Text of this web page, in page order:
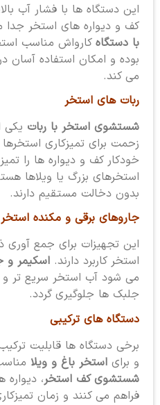
این دستگاه ها با فشار آب
کف و دیواره های استخر جدا
با دستگاهکارواش مناسب
بوده و امکان استفاده آسان
می کند.
ربات های استخر
شستشوی استخر با رباتیکی
زحمت برای تمیزکاری
خودکار کف و دیواره ها را
استخرهای بزرگ یا ویلاها
بدون دخالت مستقیم دارند.
جاروهای برقی و مکنده استخر
این تجهیزات برای جمع آوری
استخر کاربرد دارند. اسکیمر و
می شود آب استخر سریع تر و
جلبک ها جلوگیری گردد.
دستگاه های ترکیبی
برخی دستگاه ها قابلیت
و برای استخر باغ و ویلامناسب
شستشوی کف استخر، دیواره
فراهم می کنند و زمان